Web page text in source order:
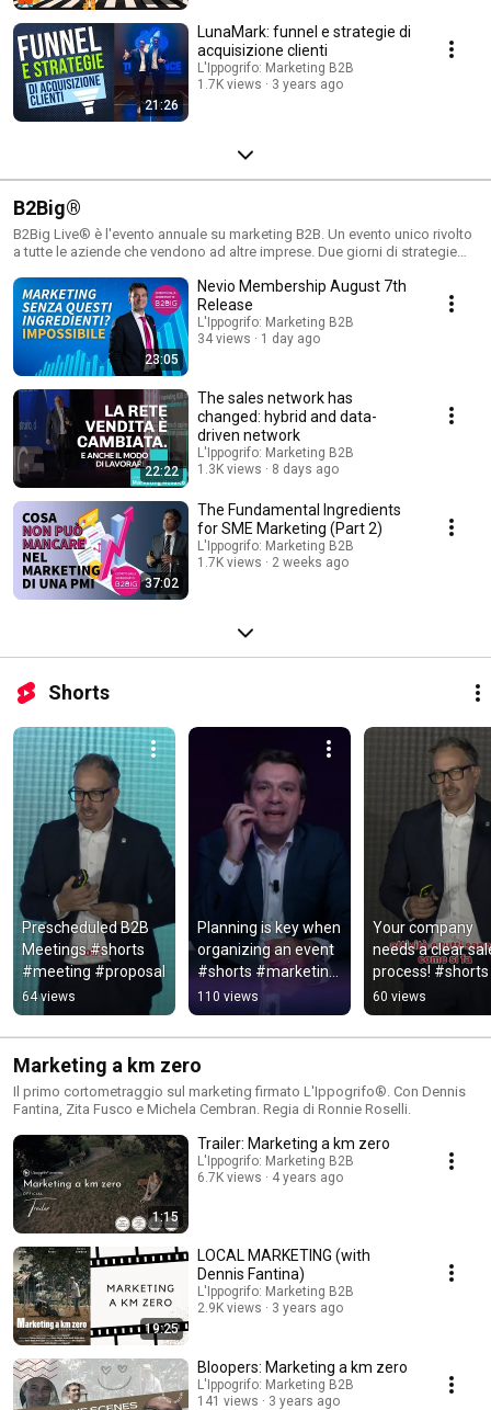
21:26
LunaMark: funnel e strategie di
acquisizione clienti
L'Ippogrifo: Marketing B2B
1.7K views
3 years ago
B2Big®
B2Big Live® è l'evento annuale su marketing B2B. Un evento unico rivolto
a tutte le aziende che vendono ad altre imprese. Due giorni di strategie
mercati B2B.
23:05
Nevio Membership August 7th
Release
L'Ippogrifo: Marketing B2B
34 views
1 day ago
22:22
The sales network has
changed: hybrid and data-
driven network
L'Ippogrifo: Marketing B2B
1.3K views
8 days ago
37:02
The Fundamental Ingredients
for SME Marketing (Part 2)
L'Ippogrifo: Marketing B2B
1.7K views
2 weeks ago
Shorts
Prescheduled B2B
Meetings #shorts
#meeting #proposal
64 views
Planning is key when
organizing an event
#shorts #marketing
#event
110 views
Your company
needs a clear
process! #shorts
#sales
60 views
Marketing a km zero
Il primo cortometraggio sul marketing firmato L'Ippogrifo®. Con Dennis
Fantina, Zita Fusco e Michela Cembran. Regia di Ronnie Roselli.
1:15
Trailer: Marketing a km zero
L'Ippogrifo: Marketing B2B
6.7K views
4 years ago
19:25
LOCAL MARKETING (with
Dennis Fantina)
L'Ippogrifo: Marketing B2B
2.9K views
3 years ago
Bloopers: Marketing a km zero
L'Ippogrifo: Marketing B2B
141 views
3 years ago